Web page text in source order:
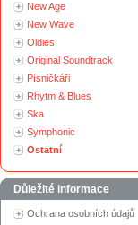
New Age
New Wave
Oldies
Original Soundtrack
Písničkáři
Rhytm & Blues
Ska
Symphonic
Ostatní
Důležité informace
Ochrana osobních údajů